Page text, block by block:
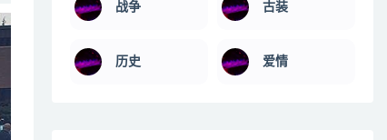
战争 古装
历史 爱情